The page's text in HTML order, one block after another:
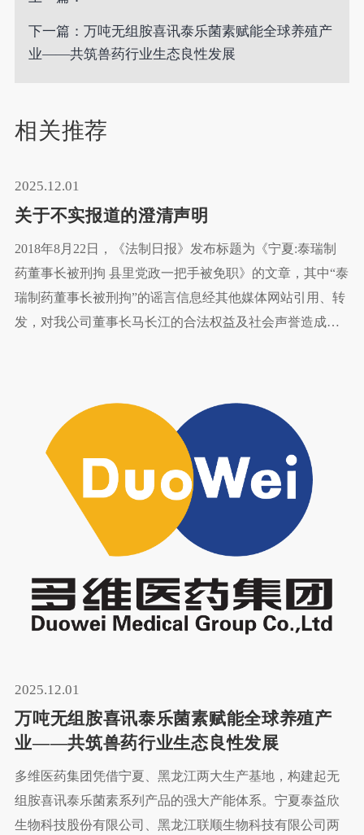
下一篇：万吨无组胺喜讯泰乐菌素赋能全球养殖产
业——共筑兽药行业生态良性发展
相关推荐
2025.12.01
关于不实报道的澄清声明
2018年8月22日，《法制日报》发布标题为《宁夏:泰瑞制
药董事长被刑拘 县里党政一把手被免职》的文章，其中“泰
瑞制药董事长被刑拘”的谣言信息经其他媒体网站引用、转
发，对我公司董事长马长江的合法权益及社会声誉造成了
2025.12.01
万吨无组胺喜讯泰乐菌素赋能全球养殖产
业——共筑兽药行业生态良性发展
多维医药集团凭借宁夏、黑龙江两大生产基地，构建起无
组胺喜讯泰乐菌素系列产品的强大产能体系。宁夏泰益欣
生物科技股份有限公司、黑龙江联顺生物科技有限公司两